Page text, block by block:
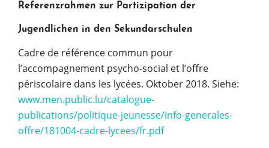
Referenzrahmen zur Partizipation der
Jugendlichen in den Sekundarschulen
Cadre de référence commun pour
l’accompagnement psycho-social et l’offre
périscolaire dans les lycées. Oktober 2018. Siehe:
www.men.public.lu/catalogue-
publications/politique-jeunesse/info-generales-
offre/181004-cadre-lycees/fr.pdf